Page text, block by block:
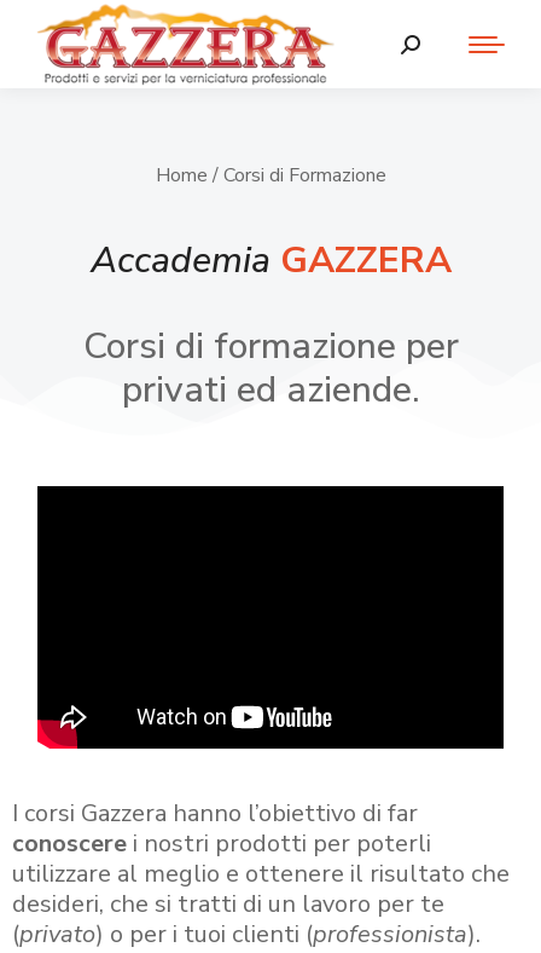
Home / Corsi di Formazione
Accademia GAZZERA
Corsi di formazione per
privati ed aziende.
I corsi Gazzera hanno l’obiettivo di far
conoscere i nostri prodotti per poterli
utilizzare al meglio e ottenere il risultato che
desideri, che si tratti di un lavoro per te
(privato) o per i tuoi clienti (professionista).